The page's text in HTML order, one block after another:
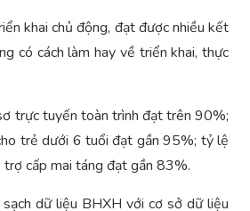
khai chủ động, đạt được nhiều kết
có cách làm hay về triển khai, thực
trực tuyến toàn trình đạt trên 90%;
trẻ dưới 6 tuổi đạt gần 95%; tỷ lệ
cấp mai táng đạt gần 83%.
dữ liệu BHXH với cơ sở dữ liệu